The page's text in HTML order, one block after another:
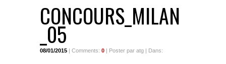
CONCOURS_MILAN
_05
08/01/2015 | Comments: 0 | Poster par atg | Dans: